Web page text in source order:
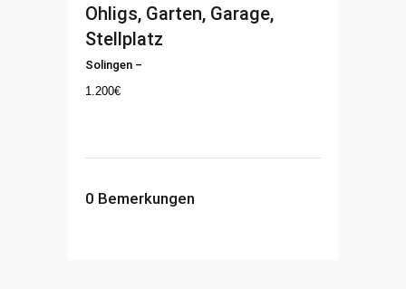
Ohligs, Garten, Garage,
Stellplatz
Solingen –
1.200€
0 Bemerkungen